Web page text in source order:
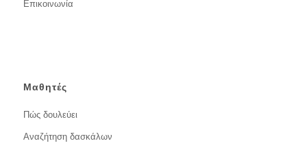
Επικοινωνία
Μαθητές
Πώς δουλεύει
Αναζήτηση δασκάλων